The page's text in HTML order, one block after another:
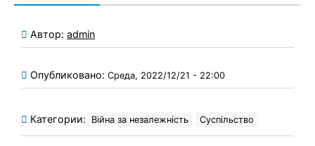
Автор: admin
Опубликовано: Среда, 2022/12/21 - 22:00
Категории: Війна за незалежність Суспільство